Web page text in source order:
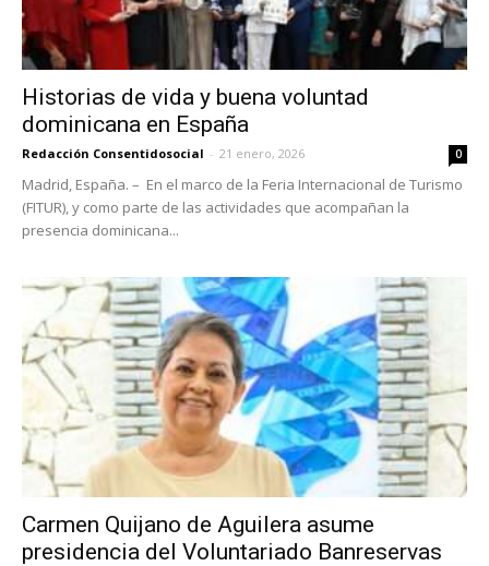
Historias de vida y buena voluntad
dominicana en España
Redacción Consentidosocial - 21 enero, 2026 0
Madrid, España. – En el marco de la Feria Internacional de Turismo
(FITUR), y como parte de las actividades que acompañan la
presencia dominicana...
Carmen Quijano de Aguilera asume
presidencia del Voluntariado Banreservas